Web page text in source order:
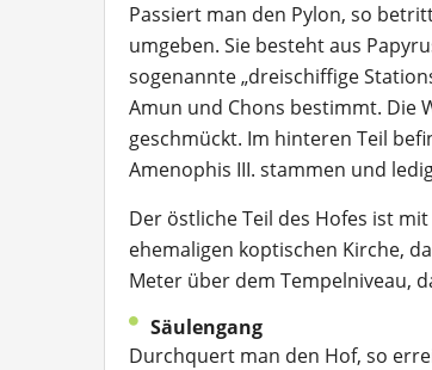
Passiert man den Pylon, so
umgeben. Sie besteht aus
sogenannte „dreischiffige
Amun und Chons bestimmt. Die
geschmückt. Im hinteren Teil
Amenophis III. stammen und
Der östliche Teil des Hofes ist
ehemaligen koptischen Kirche,
Meter über dem Tempelniveau,
Säulengang
Durchquert man den Hof, so